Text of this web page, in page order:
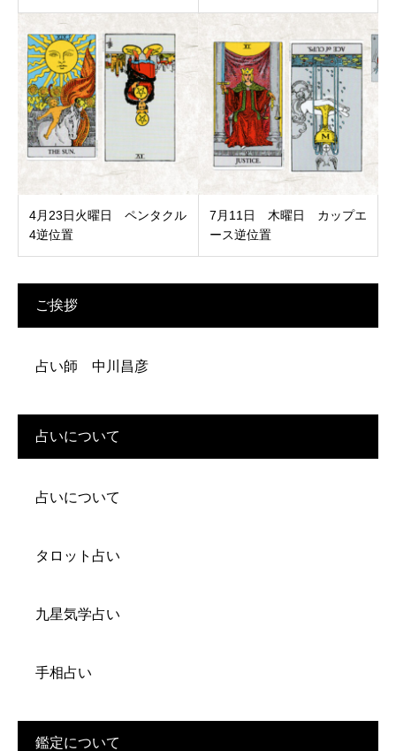
4月23日火曜日 ペンタクル
4逆位置
7月11日 木曜日 カップエ
ース逆位置
ご挨拶
占い師 中川昌彦
占いについて
占いについて
タロット占い
九星気学占い
手相占い
鑑定について